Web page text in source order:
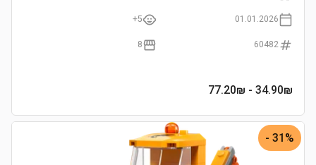
01.01.2026
5+
60482
8
34.90₪
- 77.20₪
31% -